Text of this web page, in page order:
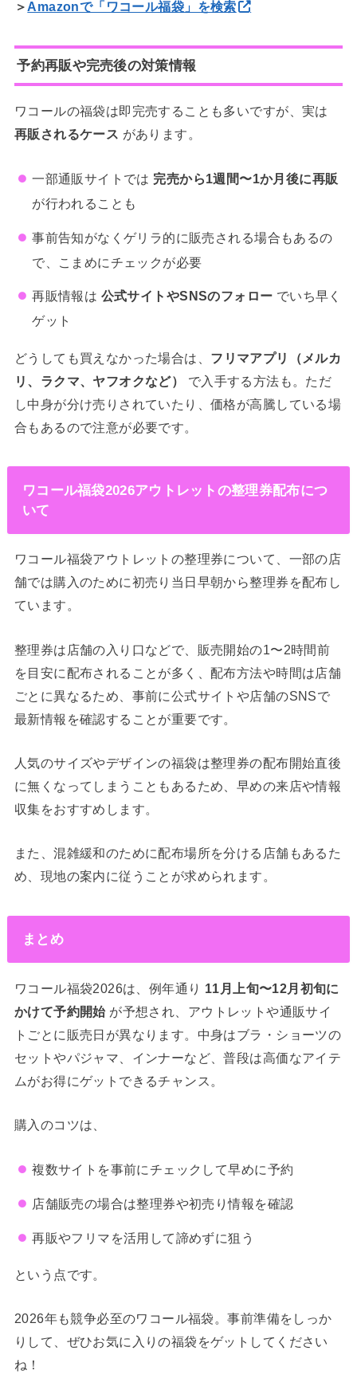
＞ Amazonで「ワコール福袋」を検索
予約再販や完売後の対策情報
ワコールの福袋は即完売することも多いですが、実は
再販されるケース があります。
一部通販サイトでは 完売から1週間〜1か月後に再販
が行われることも
事前告知がなくゲリラ的に販売される場合もあるの
で、こまめにチェックが必要
再販情報は 公式サイトやSNSのフォロー でいち早く
ゲット
どうしても買えなかった場合は、 フリマアプリ（メルカ
リ、ラクマ、ヤフオクなど）
で入手する方法も。ただ
し中身が分け売りされていたり、価格が高騰している場
合もあるので注意が必要です。
ワコール福袋2026アウトレットの整理券配布につ
いて
ワコール福袋アウトレットの整理券について、一部の店
舗では購入のために初売り当日早朝から整理券を配布し
ています。
整理券は店舗の入り口などで、販売開始の1〜2時間前
を目安に配布されることが多く、配布方法や時間は店舗
ごとに異なるため、事前に公式サイトや店舗のSNSで
最新情報を確認することが重要です。
人気のサイズやデザインの福袋は整理券の配布開始直後
に無くなってしまうこともあるため、早めの来店や情報
収集をおすすめします。
また、混雑緩和のために配布場所を分ける店舗もあるた
め、現地の案内に従うことが求められます。
まとめ
ワコール福袋2026は、例年通り 11月上旬〜12月初旬に
かけて予約開始が予想され、アウトレットや通販サイ
トごとに販売日が異なります。中身はブラ・ショーツの
セットやパジャマ、インナーなど、普段は高価なアイテ
ムがお得にゲットできるチャンス。
購入のコツは、
複数サイトを事前にチェックして早めに予約
店舗販売の場合は整理券や初売り情報を確認
再販やフリマを活用して諦めずに狙う
という点です。
2026年も競争必至のワコール福袋。事前準備をしっか
りして、ぜひお気に入りの福袋をゲットしてください
ね！